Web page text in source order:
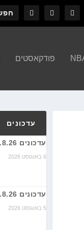
פודקאסטים
עדכונים
עדכונים 6.8.26
6 באוגוסט 2026
עדכונים 5.8.26
5 באוגוסט 2026